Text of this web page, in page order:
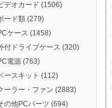
デオカード (1506)
ード類(279)
ケース (1458)
付ドライブケース (320)
電源(763)
ースキット (112)
ーラー・ファン (2883)
の他PCパーツ (694)